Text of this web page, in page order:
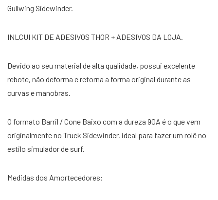
Gullwing Sidewinder.
INLCUI KIT DE ADESIVOS THOR + ADESIVOS DA LOJA.
Devido ao seu material de alta qualidade, possui excelente
rebote, não deforma e retorna a forma original durante as
curvas e manobras.
O formato Barril / Cone Baixo com a dureza 90A é o que vem
originalmente no Truck Sidewinder, ideal para fazer um rolê no
estilo simulador de surf.
Medidas dos Amortecedores: